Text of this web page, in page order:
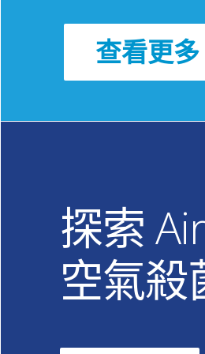
查看更多
探索
空氣殺